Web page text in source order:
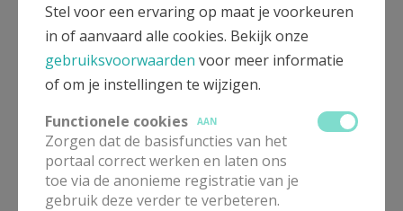
Ondanks de welvaart op alle vlakken neemt de
onrust in onze maatschappij toe. Paul Verhaeghe
laat in dit boek zien dat iedere tijd een eigen gevoel
van onbehagen kent, met de daarbij horende
typische problemen – zoals in onze tijd een burn-out,
het imposter syndroom of de angst om uitgesloten
te worden.
Hoe kunnen wij onze huidige samenleving typeren,
Stel voor een ervaring op maat je voorkeuren
in of aanvaard alle cookies. Bekijk onze
gebruiksvoorwaarden voor meer informatie
of om je instellingen te wijzigen.
Functionele cookies
AAN
Zorgen dat de basisfuncties van het
portaal correct werken en laten ons
toe via de anonieme registratie van je
gebruik deze verder te verbeteren.